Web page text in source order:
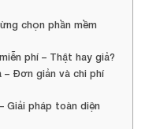
chọn phần mềm
phí – Thật hay giả?
– Đơn giản và chi phí
Giải pháp toàn diện